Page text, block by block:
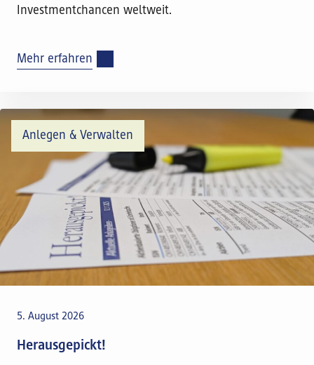
Investmentchancen weltweit.
Mehr erfahren
Anlegen & Verwalten
5. August 2026
Herausgepickt!